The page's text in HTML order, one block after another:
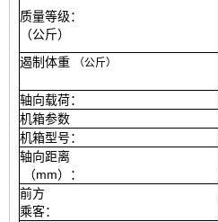
质量等级：
（公斤）
遏制体重 （公斤）
轴向载荷：
机箱参数
机箱型号：
轴向距离
（mm）：
前方
乘客：